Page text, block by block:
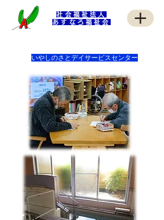
社会福祉法人
あすなろ福祉会
​いやしのさとデイサービスセンター​